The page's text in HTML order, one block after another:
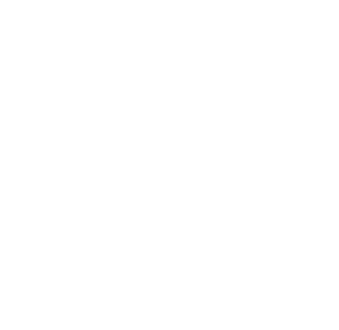
Ortskern
ist für
gegen